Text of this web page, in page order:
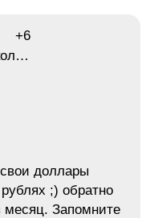
+6
доллары
;) обратно
месяц. Запомните